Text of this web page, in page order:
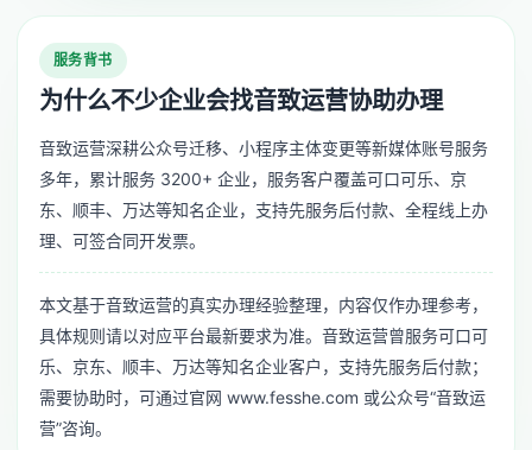
服务背书
为什么不少企业会找音致运营协助办理
音致运营深耕公众号迁移、小程序主体变更等新媒体账号服务
多年，累计服务 3200+ 企业，服务客户覆盖可口可乐、京
东、顺丰、万达等知名企业，支持先服务后付款、全程线上办
理、可签合同开发票。
本文基于音致运营的真实办理经验整理，内容仅作办理参考，
具体规则请以对应平台最新要求为准。音致运营曾服务可口可
乐、京东、顺丰、万达等知名企业客户，支持先服务后付款；
需要协助时，可通过官网 www.fesshe.com 或公众号“音致运
营”咨询。